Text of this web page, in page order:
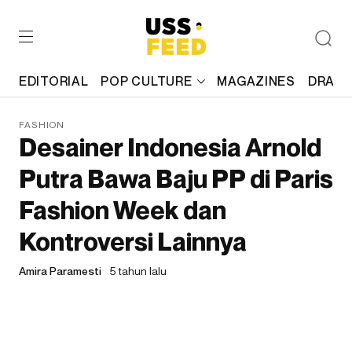
EDITORIAL POP CULTURE MAGAZINES
FASHION
Desainer Indonesia Arnold
Putra Bawa Baju PP di Paris
Fashion Week dan
Kontroversi Lainnya
Amira Paramesti 5 tahun lalu